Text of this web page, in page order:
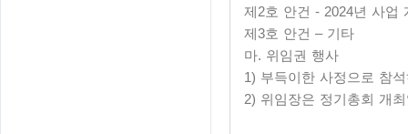
제2호 안건 - 2024년 사업
제3호 안건 – 기타
마. 위임권 행사
1) 부득이한 사정으로 참
2) 위임장은 정기총회 개